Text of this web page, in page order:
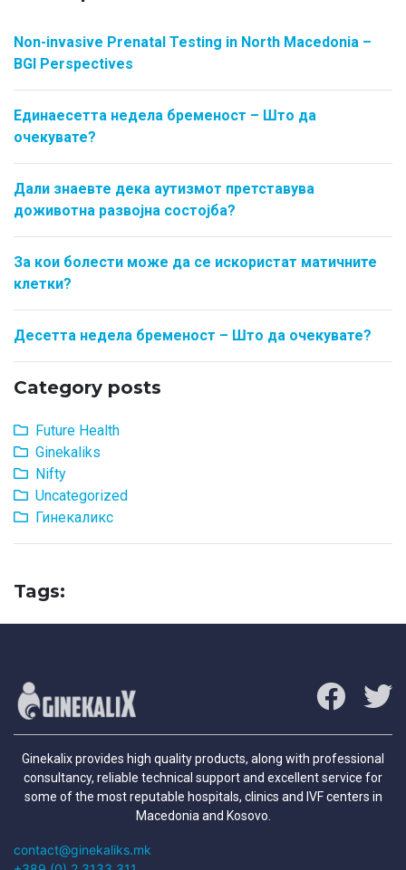
Non-invasive Prenatal Testing in North Macedonia –
BGI Perspectives
Единаесетта недела бременост – Што да
очекувате?
Дали знаевте дека аутизмот претставува
доживотна развојна состојба?
За кои болести може да се искористат матичните
клетки?
Десетта недела бременост – Што да очекувате?
Category posts
Future Health
Ginekaliks
Nifty
Uncategorized
Гинекаликс
Tags:
Ginekalix provides high quality products, along with professional
consultancy, reliable technical support and excellent service for
some of the most reputable hospitals, clinics and IVF centers in
Macedonia and Kosovo.
contact@ginekaliks.mk